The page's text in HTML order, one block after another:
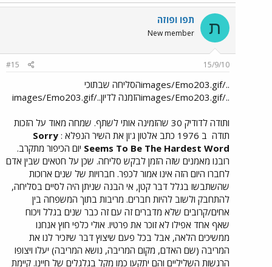
ת תפו ופוזה
New member
15/9/10
#15
../images/Emo203.gifהסליחה שבתוכי
../images/Emo203.gifהזמנה לדיון../images/Emo203.gif
ותודה לדודיק 30 שהזמינה אותי לשתף. שמחה מאוד על הזכות
תודה ב 1976 כתב אלטון ג'ון את השיר הנפלא :
Sorry
Seems To Be The Hardest Word יום הכיפור מתקרב.
רובנו מאמנים שזה הזמן לבקש סליחה. שכן על חטאים שבין אדם
לחברו היום הזה אינו אמור לכפר. חברויות של שנים ארוכות
שהשתבשו בגלל דבר קטן, אי הבנה שניתן היה לסיים בסליחה,
להתחבק ולשוב להיות חברים. מריבות בתוך המשפחה בין
אחים/קרובים שלא מדברים זה עם זה כבר שנים בגלל ויכוח
שאף אחד אפילו לא זוכר את פרטיו. אולי כלפי חוץ אנחנו
ממשיכים הלאה, אבל בכל פעם שיצוץ דבר שיזכיר לנו את
המריבה (שם האדם, מקום המריבה, נושא המריבה) יעלו ויצופו
הרגשות השליליים והם יתקעו כמו מקל בגלגלים של חיינו. קיימת